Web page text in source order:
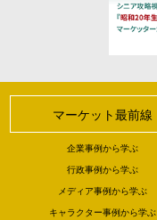
マーケット最前線
企業事例から学ぶ
行政事例から学ぶ
メディア事例から学ぶ
キャラクター事例から学ぶ